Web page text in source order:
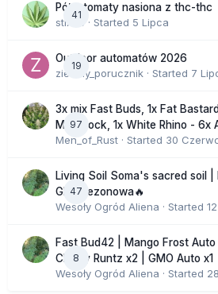
41
Półautomaty nasiona z thc-thc
stix33 · Started 5 Lipca
19
Outdoor automatów 2026
zielony_porucznik · Started 7
97
3x mix Fast Buds, 1x Fat
Moonrock, 1x White Rhino - 6x
Men_of_Rust · Started 30
47
Living Soil Soma's sacred soil |
GHS sezonowa🔥
Wesoły Ogród Aliena · Started
8
Fast Bud42 | Mango Frost Auto
Cherry Runtz x2 | GMO Auto x1
Wesoły Ogród Aliena · Started